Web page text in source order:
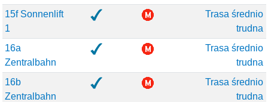
15f Sonnenlift
1
Trasa średnio
trudna
16a
Zentralbahn
Trasa średnio
trudna
16b
Zentralbahn
Trasa średnio
trudna